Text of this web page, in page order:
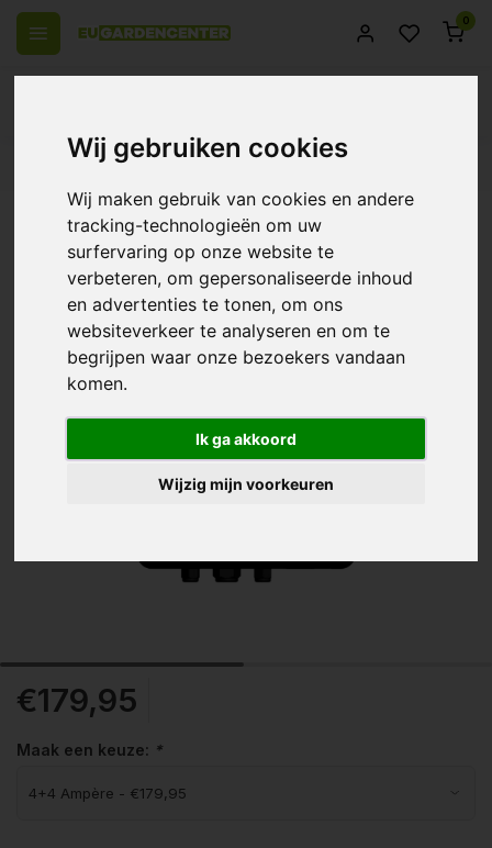
Wij gebruiken cookies
Wij maken gebruik van cookies en andere
tracking-technologieën om uw
surfervaring op onze website te
verbeteren, om gepersonaliseerde inhoud
en advertenties te tonen, om ons
websiteverkeer te analyseren en om te
begrijpen waar onze bezoekers vandaan
komen.
Ik ga akkoord
Wijzig mijn voorkeuren
0
Passend assortiment Levering in heel Europa
Cli-mate Twin Controller ~ Klimaat
Controller
0/10 (0 Reviews) Vergelijk
€179,95
Maak een keuze: *